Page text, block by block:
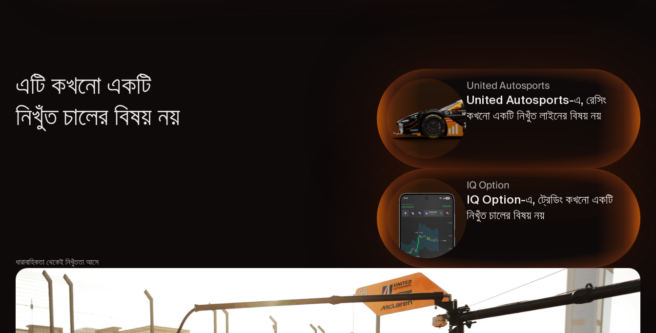
এটি কখনো একটি
নিখুঁত চালের বিষয় নয়
ধারাবাহিকতা থেকেই নিখুঁততা আসে
United Autosports
United Autosports-এ, রেসিং
কখনো একটি নিখুঁত লাইনের বিষয় নয়
IQ Option
IQ Option-এ, ট্রেডিং কখনো একটি
নিখুঁত চালের বিষয় নয়